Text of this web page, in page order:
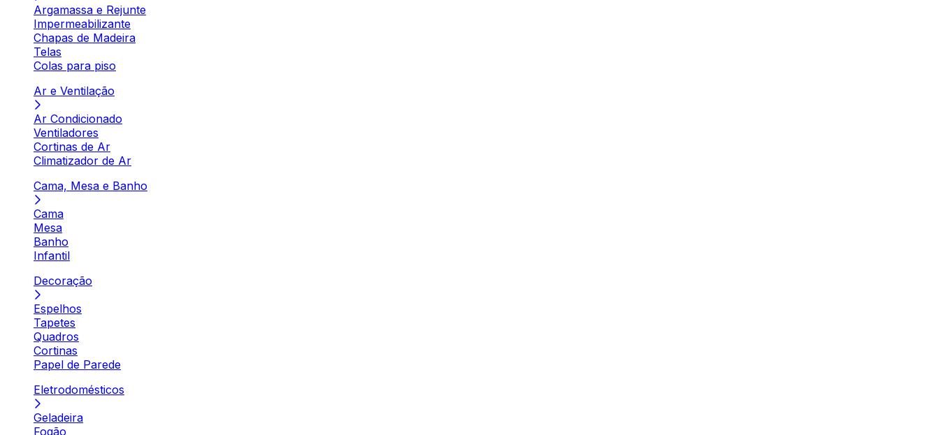
Argamassa e Rejunte
Impermeabilizante
Chapas de Madeira
Telas
Colas para piso
Ar e Ventilação
Ar Condicionado
Ventiladores
Cortinas de Ar
Climatizador de Ar
Cama, Mesa e Banho
Cama
Mesa
Banho
Infantil
Decoração
Espelhos
Tapetes
Quadros
Cortinas
Papel de Parede
Eletrodomésticos
Geladeira
Fogão